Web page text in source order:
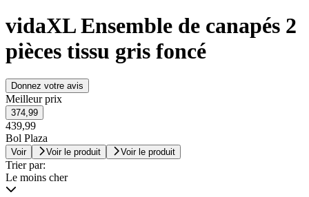
vidaXL Ensemble de canapés 2
pièces tissu gris foncé
Donnez votre avis
Meilleur prix
374,99
439,99
Bol Plaza
Voir Voir le produit Voir le produit
Trier par:
Le moins cher